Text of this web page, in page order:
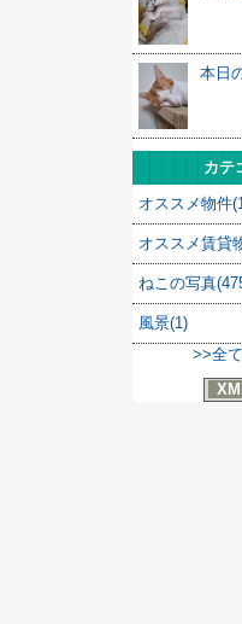
本日
カテ
オススメ物件
オススメ賃貸
ねこの写真
風景(1)
>>全